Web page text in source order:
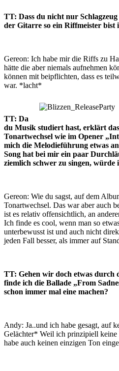
TT: Dass du nicht nur Schlagzeug
der Gitarre so ein Riffmeister
Gereon: Ich habe mir die Riffs zu
hätte die aber niemals aufnehmen
können mit beipflichten, dass es
war. *lacht*
TT: Da
du Musik studiert hast, erklärt
Tonartwechsel wie im Opener
mich die Melodieführung etwas
Song hat bei mir ein paar
ziemlich schwer zu singen, würde
Gereon: Wie du sagst, auf dem
Tonartwechsel. Das war aber auch
ist es relativ offensichtlich, an
Ich finde es cool, wenn man so
unterbewusst ist und auch nicht
jeden Fall besser, als immer auf
TT: Gehen wir doch etwas durch
finde ich die Ballade „From
schon immer mal eine machen?
Andy: Ja..und ich habe gesagt, auf
Gelächter* Weil ich prinzipiell
habe auch keinen einzigen Ton